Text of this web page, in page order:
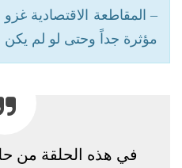
– المقاطعة الاقتصادية
مؤثرة جداً وحتى لو لم يكن
في هذه الحلقة من